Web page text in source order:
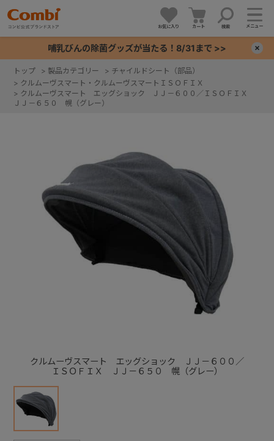
お気に入り カート 検索 メニュー
哺乳びんの除菌グッズが当たる！8/31まで >>
トップ > 製品カテゴリー > チャイルドシート（部品）
> クルムーヴスマート・クルムーヴスマートＩＳＯＦＩＸ
> クルムーヴスマート エッグショック ＪＪ－６００／ＩＳＯＦＩＸ
ＪＪ－６５０ 幌（グレー）
クルムーヴスマート エッグショック ＪＪ－６００／
ＩＳＯＦＩＸ ＪＪ－６５０ 幌（グレー）